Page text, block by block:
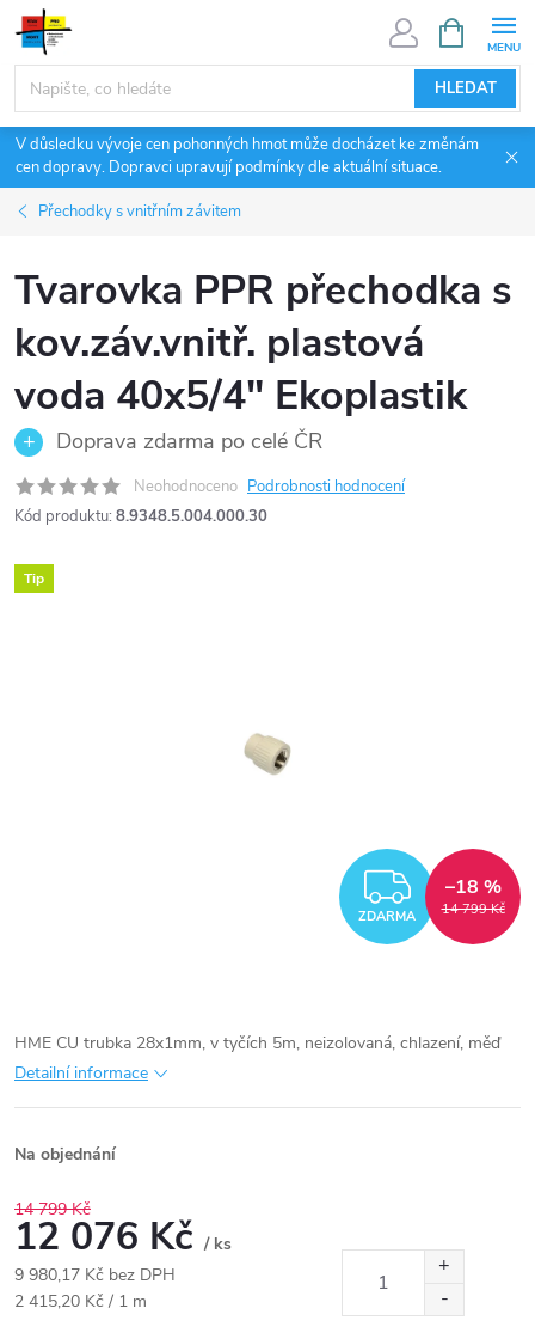
Přejít
obsah
HLEDAT
NÁKUPNÍ
KOŠÍK
V důsledku vývoje cen pohonných hmot může docházet ke změnám
cen dopravy. Dopravci upravují podmínky dle aktuální situace.
Přechodky s vnitřním závitem
Tvarovka PPR přechodka s
kov.záv.vnitř. plastová
voda 40x5/4" Ekoplastik
Doprava zdarma po celé ČR
Neohodnoceno Podrobnosti hodnocení
Kód produktu: 8.9348.5.004.000.30
Tip
ZDARMA 14 799 Kč
–18 %
HME CU trubka 28x1mm, v tyčích 5m, neizolovaná, chlazení, měď
Detailní informace
Na objednání
14 799 Kč
12 076 Kč / ks
9 980,17 Kč bez DPH
Měrná
2 415,20 Kč / 1 m